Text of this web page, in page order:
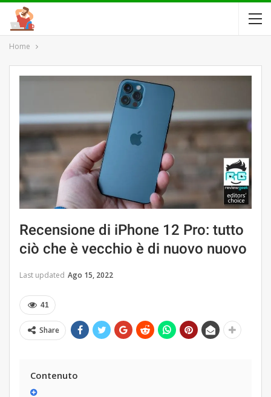
Home
Recensione di iPhone 12 Pro: tutto
ciò che è vecchio è di nuovo nuovo
Last updated Ago 15, 2022
41
Share
Contenuto